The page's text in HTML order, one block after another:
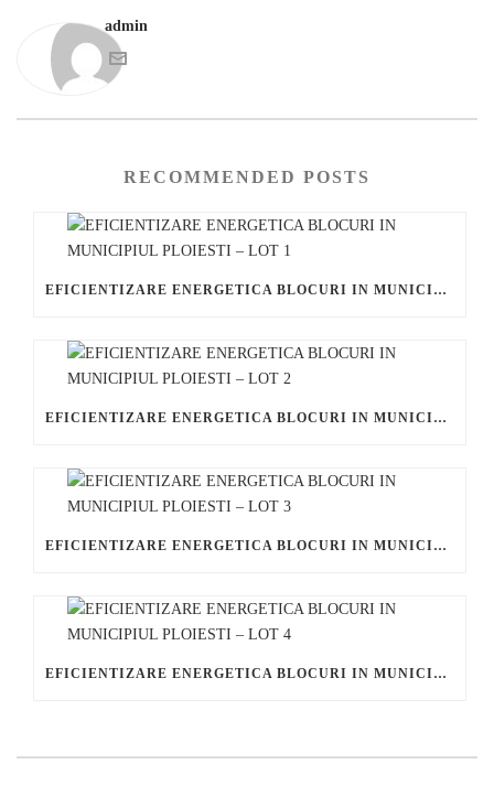
admin
RECOMMENDED POSTS
EFICIENTIZARE ENERGETICA BLOCURI IN MUNICIPIUL PLOIESTI – LOT 1
EFICIENTIZARE ENERGETICA BLOCURI IN MUNICIPIUL PLOIESTI – LOT 2
EFICIENTIZARE ENERGETICA BLOCURI IN MUNICIPIUL PLOIESTI – LOT 3
EFICIENTIZARE ENERGETICA BLOCURI IN MUNICIPIUL PLOIESTI – LOT 4